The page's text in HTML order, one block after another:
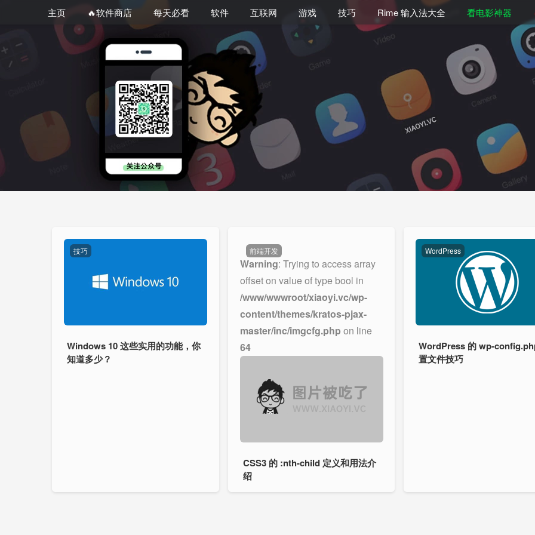
主页 🔥软件商店 每天必看 软件 互联网 游戏 技巧 Rime 输入法大全 看电影神器
技巧
Windows 10 这些实用的功能，你
知道多少？
前端开发
Warning: Trying to access array
offset on value of type bool in
/www/wwwroot/xiaoyi.vc/wp-
content/themes/kratos-pjax-
master/inc/imgcfg.php on line
64
CSS3 的 :nth-child 定义和用法介
绍
WordPress
WordPress 的 wp-
置文件技巧